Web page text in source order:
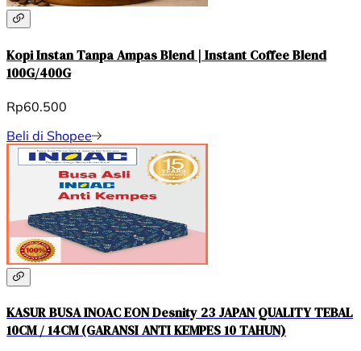
Kopi Instan Tanpa Ampas Blend | Instant Coffee Blend
100G/400G
Rp60.500
Beli di Shopee
KASUR BUSA INOAC EON Desnity 23 JAPAN QUALITY TEBAL
10CM / 14CM (GARANSI ANTI KEMPES 10 TAHUN)